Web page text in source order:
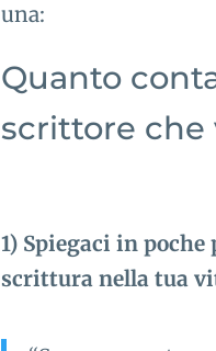
una:
Quanto
scrittore che
1) Spiegaci in
scrittura nella tua